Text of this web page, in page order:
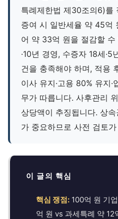
특례제한법 제30조의6)를
증여 시 일반세율 약 45억
어 약 33억 원을 절감할
·10년 경영, 수증자 18세
건을 충족해야 하며, 적용
이사 유지·고용 80% 유지·
무가 따릅니다. 사후관리
상당액이 추징됩니다. 상
가 중요하므로 사전 검토
이 글의 핵심
핵심 쟁점: 100억 원 기
억 원 vs 과세특례 약